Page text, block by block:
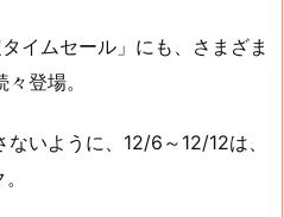
イムセール」にも、さまざま
登場。
いように、12/6～12/12は、